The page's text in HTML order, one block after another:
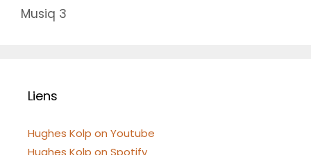
Musiq 3
Liens
Hughes Kolp on Youtube
Hughes Kolp on Spotify